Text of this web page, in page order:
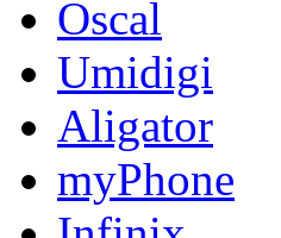
Oscal
Umidigi
Aligator
myPhone